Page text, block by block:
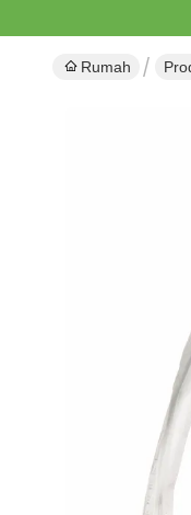
Rumah